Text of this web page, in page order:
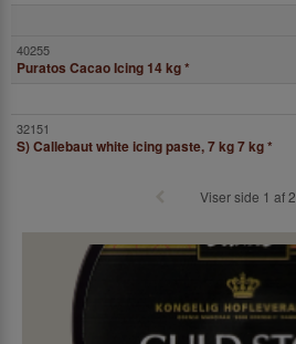
Puratos Cacao Icing 14 kg*
S) Callebaut white icing paste, 7 kg 7 kg*
Viser side 1 af 2